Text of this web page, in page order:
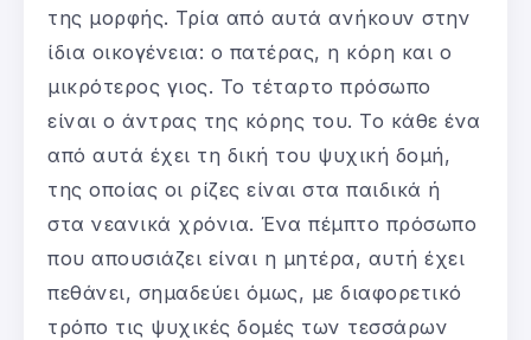
της μορφής. Τρία από αυτά ανήκουν στην
ίδια οικογένεια: ο πατέρας, η κόρη και ο
μικρότερος γιος. Το τέταρτο πρόσωπο
είναι ο άντρας της κόρης του. Το κάθε ένα
από αυτά έχει τη δική του ψυχική δομή,
της οποίας οι ρίζες είναι στα παιδικά ή
στα νεανικά χρόνια. Ένα πέμπτο πρόσωπο
που απουσιάζει είναι η μητέρα, αυτή έχει
πεθάνει, σημαδεύει όμως, με διαφορετικό
τρόπο τις ψυχικές δομές των τεσσάρων